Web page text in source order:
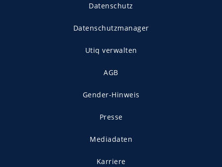
Datenschutz
Datenschutzmanager
Utiq verwalten
AGB
Gender-Hinweis
Presse
Mediadaten
Karriere